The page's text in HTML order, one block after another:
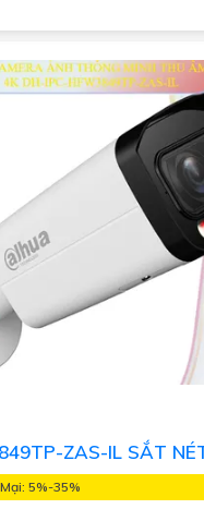
ZAS-IL SẮT
5%-35%